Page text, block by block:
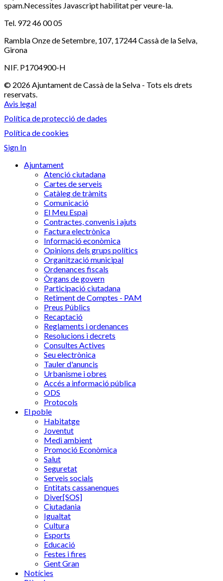
spam.Necessites Javascript habilitat per veure-la.
Tel. 972 46 00 05
Rambla Onze de Setembre, 107, 17244 Cassà de la Selva,
Girona
NIF. P1704900-H
© 2026 Ajuntament de Cassà de la Selva - Tots els drets
reservats.
Avis legal
Política de protecció de dades
Política de cookies
Sign In
Ajuntament
Atenció ciutadana
Cartes de serveis
Catàleg de tràmits
Comunicació
El Meu Espai
Contractes, convenis i ajuts
Factura electrònica
Informació econòmica
Opinions dels grups polítics
Organització municipal
Ordenances fiscals
Òrgans de govern
Participació ciutadana
Retiment de Comptes - PAM
Preus Públics
Recaptació
Reglaments i ordenances
Resolucions i decrets
Consultes Actives
Seu electrònica
Tauler d'anuncis
Urbanisme i obres
Accés a informació pública
ODS
Protocols
El poble
Habitatge
Joventut
Medi ambient
Promoció Econòmica
Salut
Seguretat
Serveis socials
Entitats cassanenques
Diver[SOS]
Ciutadania
Igualtat
Cultura
Esports
Educació
Festes i fires
Gent Gran
Notícies